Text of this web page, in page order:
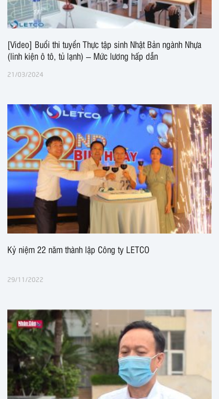
[Video] Buổi thi tuyển Thực tập sinh Nhật Bản ngành Nhựa
(linh kiện ô tô, tủ lạnh) – Mức lương hấp dẫn
21/03/2024
Kỷ niệm 22 năm thành lập Công ty LETCO
29/11/2022